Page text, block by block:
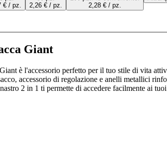
€ / pz.
2,26 € / pz.
2,28 € / pz.
Giant
è l'accessorio perfetto per il tuo stile di vita
accessorio di regolazione e anelli metallici
2 in 1 ti permette di accedere facilmente ai